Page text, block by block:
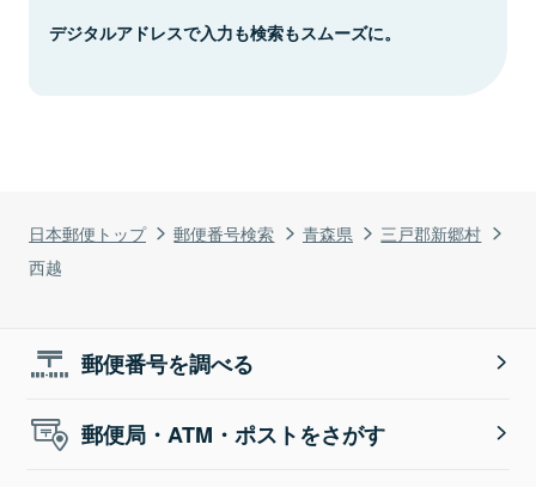
日本郵便トップ 郵便番号検索 青森県
三戸郡新郷村
西越
デジタルアドレスで入力も検索もスムーズに。
郵便番号を調べる
郵便局・ATM・ポストをさがす